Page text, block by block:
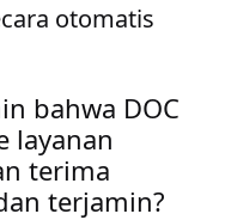
otomatis
bahwa DOC
layanan
terima
terjamin?